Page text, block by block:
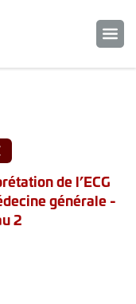
de l’ECG
générale -
2